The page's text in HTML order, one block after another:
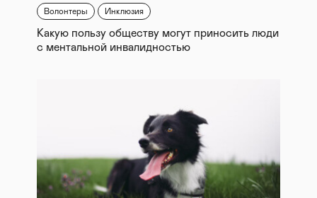
Волонтеры Инклюзия
Какую пользу обществу могут приносить люди
с ментальной инвалидностью